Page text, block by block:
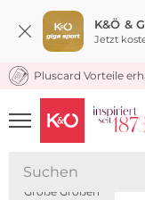
K&Ö &
Jetzt
Pluscard Vorteile
UNSERE APP
CLICK &
Große Größen